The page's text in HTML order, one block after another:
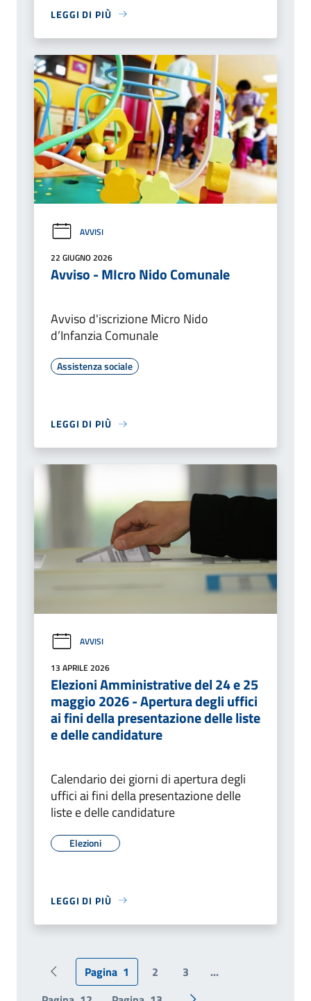
LEGGI DI PIÙ
AVVISI
22 GIUGNO 2026
Avviso - MIcro Nido Comunale
Avviso d'iscrizione Micro Nido
d’Infanzia Comunale
Assistenza sociale
LEGGI DI PIÙ
AVVISI
13 APRILE 2026
Elezioni Amministrative del 24 e 25
maggio 2026 - Apertura degli uffici
ai fini della presentazione delle liste
e delle candidature
Calendario dei giorni di apertura degli
uffici ai fini della presentazione delle
liste e delle candidature
Elezioni
LEGGI DI PIÙ
Pagina precedente
Pagina 1 2 3
...